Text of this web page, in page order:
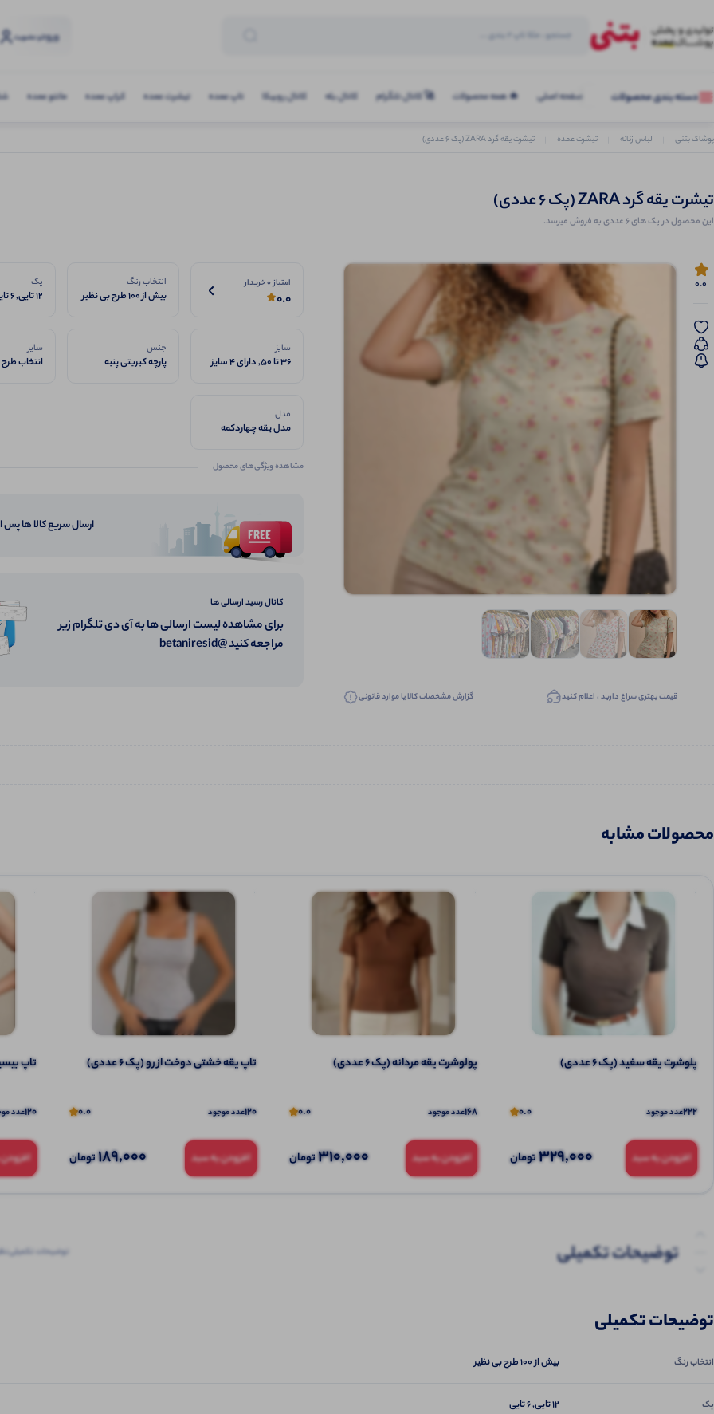
ورودو عضویت
دسته بندی محصولات صفحه اصلی 🔥 همه محصولات 🚀 کانال تلگرام کانال بله کانال روبیکا تاپ عمده تیشرت عمده کراپ عمده مانتو عمده
پوشاک بتنی لباس زنانه تیشرت عمده تیشرت یقه گرد ZARA (پک 6 عددی)
تیشرت یقه گرد ZARA (پک 6 عددی)
این محصول در پک های 6 عددی به فروش میرسد.
0.0
قیمت بهتری سراغ دارید ، اعلام کنید گزارش مشخصات کالا یا موارد قانونی
امتیاز 0 خریدار
0.0
انتخاب رنگ
بیش از ۱۰۰ طرح بی نظیر
پک
12 تایی, 6 تایی
سایز
36 تا 50, دارای ۴ سایز
جنس
پارچه کبریتی پنبه
سایر
انتخاب
مدل
مدل یقه چهاردکمه
مشاهده ویژگی‌های محصول
ارسال سریع کالا ها
کانال رسید ارسالی ها
برای مشاهده لیست ارسالی ها به آی دی تلگرام زیر
مراجعه کنید @betaniresid
محصولات مشابه
پلوشرت یقه سفید (پک 6 عددی)
222عدد موجود 0.0
افزودن به سبد 329,000تومان
پولوشرت یقه مردانه (پک 6 عددی)
168عدد موجود 0.0
افزودن به سبد 310,000تومان
تاپ یقه خشتی دوخت از رو (پک 6 عددی)
120عدد موجود 0.0
افزودن به سبد 189,000تومان
تاپ
120عدد
توضیحات تکمیلی
توضیحات تکمیلی
توضیحات تکمیلی
انتخاب رنگ بیش از ۱۰۰ طرح بی نظیر
پک 12 تایی, 6 تایی